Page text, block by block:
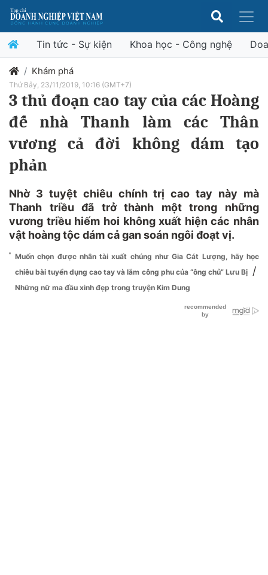
Tin tức - Sự kiện Khoa học - Công nghệ
Khám phá
Thứ Bảy, 23/11/2019, 10:16 (GMT+7)
3 thủ đoạn cao tay của các Hoàng
đế nhà Thanh làm các Thân
vương cả đời không dám tạo
phản
Nhờ 3 tuyệt chiêu chính trị cao tay này mà
Thanh triều đã trở thành một trong những
vương triều hiếm hoi không xuất hiện các nhân
vật hoàng tộc dám cả gan soán ngôi đoạt vị.
Muốn chọn được nhân tài xuất chúng như Gia Cát Lượng, hãy học
chiêu bài tuyển dụng cao tay và lắm công phu của “ông chủ” Lưu Bị /
Những nữ ma đầu xinh đẹp trong truyện Kim Dung